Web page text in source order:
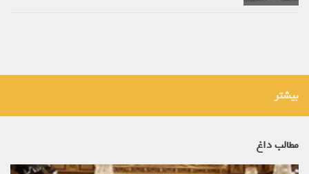
بیشتر
مطالب داغ